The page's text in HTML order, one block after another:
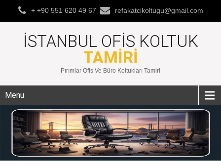
+ +90 551 620 49 67 refakatcikoltugu@gmail.com
İSTANBUL OFIS KOLTUK
TAMIRI
Pırımlar Ofis Ve Büro Koltukları Tamiri
Menu